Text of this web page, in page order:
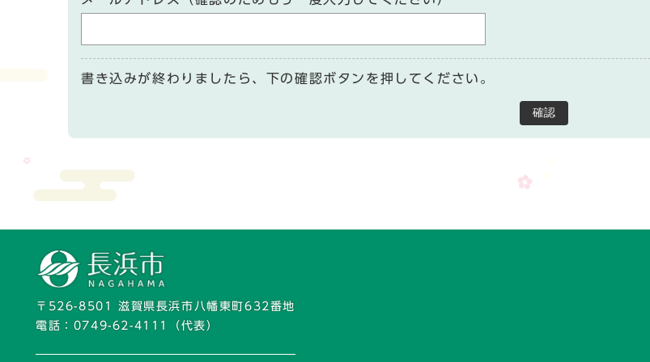
書き込みが終わりましたら、下の確認ボタンを押してください。
確認
〒526-8501 滋賀県長浜市八幡東町632番地
電話： 0749-62-4111 （代表）